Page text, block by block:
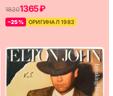
18201365 ₽
–25% ОРИГИНАЛ 1983